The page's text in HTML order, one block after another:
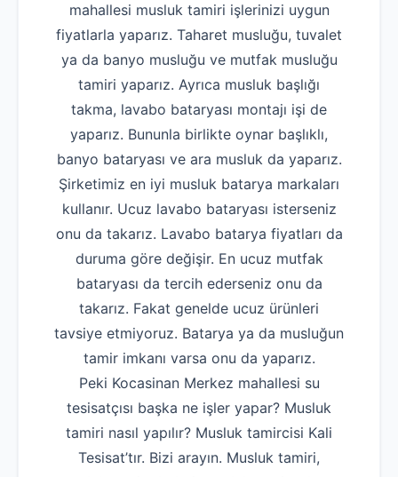
mahallesi musluk tamiri işlerinizi uygun
fiyatlarla yaparız. Taharet musluğu, tuvalet
ya da banyo musluğu ve mutfak musluğu
tamiri yaparız. Ayrıca musluk başlığı
takma, lavabo bataryası montajı işi de
yaparız. Bununla birlikte oynar başlıklı,
banyo bataryası ve ara musluk da yaparız.
Şirketimiz en iyi musluk batarya markaları
kullanır. Ucuz lavabo bataryası isterseniz
onu da takarız. Lavabo batarya fiyatları da
duruma göre değişir. En ucuz mutfak
bataryası da tercih ederseniz onu da
takarız. Fakat genelde ucuz ürünleri
tavsiye etmiyoruz. Batarya ya da musluğun
tamir imkanı varsa onu da yaparız.
Peki Kocasinan Merkez mahallesi su
tesisatçısı başka ne işler yapar? Musluk
tamiri nasıl yapılır? Musluk tamircisi Kali
Tesisat’tır. Bizi arayın. Musluk tamiri,